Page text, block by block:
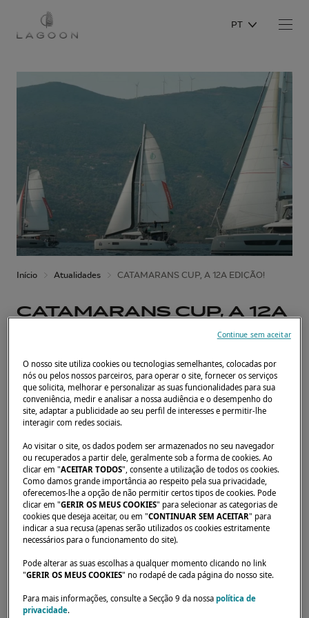
PT
Início Atualidades CATAMARANS CUP, A 12A EDIÇÃO!
CATAMARANS CUP, A 12A
De 22 a 29 de outubro 2022, foi
realizada, pelo décimo-segundo
ano, a famosa Catamarans Cup
organizada pelo Istion Yachting
na Grécia.
18 DE ABRIL DE 2023
Participaram da regata de catamarãs não
menos de duzentos barcos provenientes de
dez países diferentes. Participaram todos,
desde os mais experientes aos armadores
com famílias e amadores!
O nosso site utiliza cookies ou tecnologias semelhantes, colocadas por
nós ou pelos nossos parceiros, para operar o site, fornecer os serviços
que solicita, melhorar e personalizar as suas funcionalidades para sua
conveniência, medir e analisar a nossa audiência e o desempenho do
site, adaptar a publicidade ao seu perfil de interesses e permitir-lhe
interagir com redes sociais.
Ao visitar o site, os dados podem ser armazenados no seu navegador
ou recuperados a partir dele, geralmente sob a forma de cookies. Ao
clicar em "ACEITAR TODOS", consente a utilização de todos os cookies.
Como damos grande importância ao respeito pela sua privacidade,
oferecemos-lhe a opção de não permitir certos tipos de cookies. Pode
clicar em "GERIR OS MEUS COOKIES" para selecionar as categorias de
cookies que deseja aceitar, ou em "CONTINUAR SEM ACEITAR" para
indicar a sua recusa (apenas serão utilizados os cookies estritamente
necessários para o funcionamento do site).
Pode alterar as suas escolhas a qualquer momento clicando no link
"GERIR OS MEUS COOKIES" no rodapé de cada página do nosso site.
Para mais informações, consulte a Secção 9 da nossapolítica de
privacidade.
Continue sem aceitar